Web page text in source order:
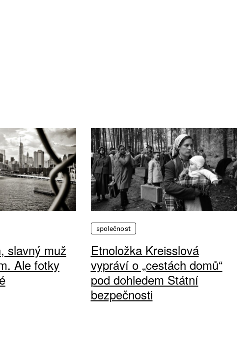
slavný muž
Ale fotky
společnost
Etnoložka Kreisslová
vypráví o „cestách domů“
pod dohledem Státní
bezpečnosti